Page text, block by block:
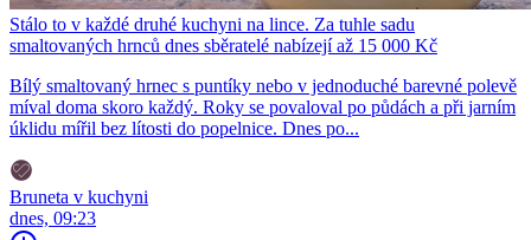
Stálo to v každé druhé kuchyni na lince. Za tuhle sadu
smaltovaných hrnců dnes sběratelé nabízejí až 15 000 Kč
Bílý smaltovaný hrnec s puntíky nebo v jednoduché barevné polevě
míval doma skoro každý. Roky se povaloval po půdách a při jarním
úklidu mířil bez lítosti do popelnice. Dnes po...
Bruneta v kuchyni
dnes, 09:23